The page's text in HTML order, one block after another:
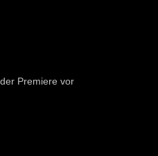
Premiere vor